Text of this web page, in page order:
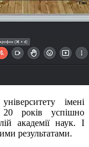
імені
років успішно
академії наук. І
результатами.